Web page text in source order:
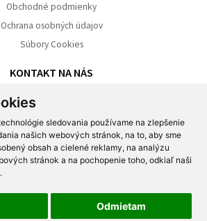
sledovania používame na zlepšenie
našich webových stránok, na to, aby sme
obsah a cielené reklamy, na analýzu
stránok a na pochopenie toho, odkiaľ naši
Odmietam
Obchodné podmienky
Ochrana osobných údajov
Súbory Cookies
KONTAKT NA NÁS
NONO s.r.o.
6, 811 08 Bratislava
761130| E-mail:nono@nono.sk
|Obchodné podmienky|Reklamačný poriadok